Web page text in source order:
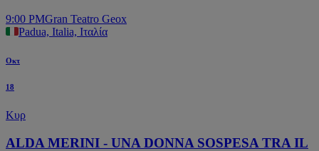
9:00 PMGran Teatro Geox
Padua, Italia, Ιταλία
Οκτ
18
Κυρ
ALDA MERINI - UNA DONNA SOSPESA TRA IL